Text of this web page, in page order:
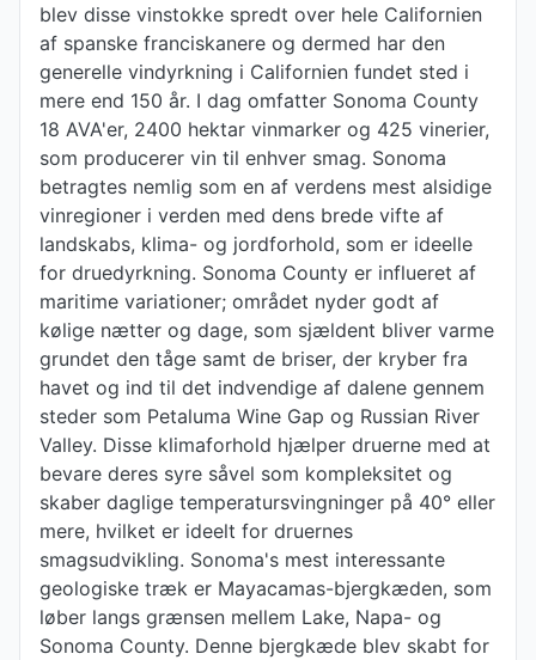
blev disse vinstokke spredt over hele Californien
af spanske franciskanere og dermed har den
generelle vindyrkning i Californien fundet sted i
mere end 150 år. I dag omfatter Sonoma County
18 AVA'er, 2400 hektar vinmarker og 425 vinerier,
som producerer vin til enhver smag. Sonoma
betragtes nemlig som en af verdens mest alsidige
vinregioner i verden med dens brede vifte af
landskabs, klima- og jordforhold, som er ideelle
for druedyrkning. Sonoma County er influeret af
maritime variationer; området nyder godt af
kølige nætter og dage, som sjældent bliver varme
grundet den tåge samt de briser, der kryber fra
havet og ind til det indvendige af dalene gennem
steder som Petaluma Wine Gap og Russian River
Valley. Disse klimaforhold hjælper druerne med at
bevare deres syre såvel som kompleksitet og
skaber daglige temperatursvingninger på 40° eller
mere, hvilket er ideelt for druernes
smagsudvikling. Sonoma's mest interessante
geologiske træk er Mayacamas-bjergkæden, som
løber langs grænsen mellem Lake, Napa- og
Sonoma County. Denne bjergkæde blev skabt for